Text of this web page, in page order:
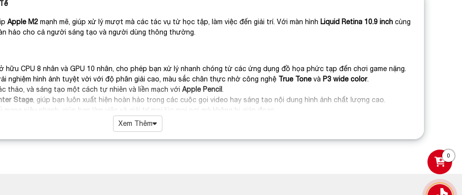
Apple M2 mạnh mẽ, giúp xử lý mượt mà các tác vụ từ học tập, làm việc đến giải trí. Với màn hình Liquid Retina 10.9 inch cùng
hảo cho cả người sáng tạo và người dùng thông thường.
hữu CPU 8 nhân và GPU 10 nhân, cho phép bạn xử lý nhanh chóng từ các ứng dụng đồ họa phức tạp đến chơi game nặng.
nghiệm hình ảnh tuyệt vời với độ phân giải cao, màu sắc chân thực nhờ công nghệ True Tonevà P3 wide color.
thảo, và sáng tạo một cách tự nhiên và liền mạch với Apple Pencil.
Stage , giúp bạn luôn xuất hiện hoàn hảo trong các cuộc gọi video hay sáng tạo nội dung hình ảnh chất lượng cao.
siêu nhanh, giúp bạn làm việc và giải trí mọi lúc mọi nơi mà không bị gián đoạn.
khối, iPad Air M2 vừa bền bỉ vừa gọn nhẹ, thuận tiện cho việc di chuyển hàng ngày.
định, nhanh chóng với các thiết bị ngoại vi và Internet.
liên tục cho cả ngày dài, đáp ứng nhu cầu công việc và giải trí mà không cần sạc liên tục.
Xem Thêm
0